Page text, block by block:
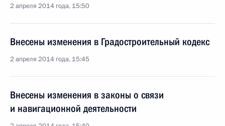
2 апреля 2014 года, 15:50
Внесены изменения в Градостроительный кодекс
2 апреля 2014 года, 15:45
Внесены изменения в законы о связи
и навигационной деятельности